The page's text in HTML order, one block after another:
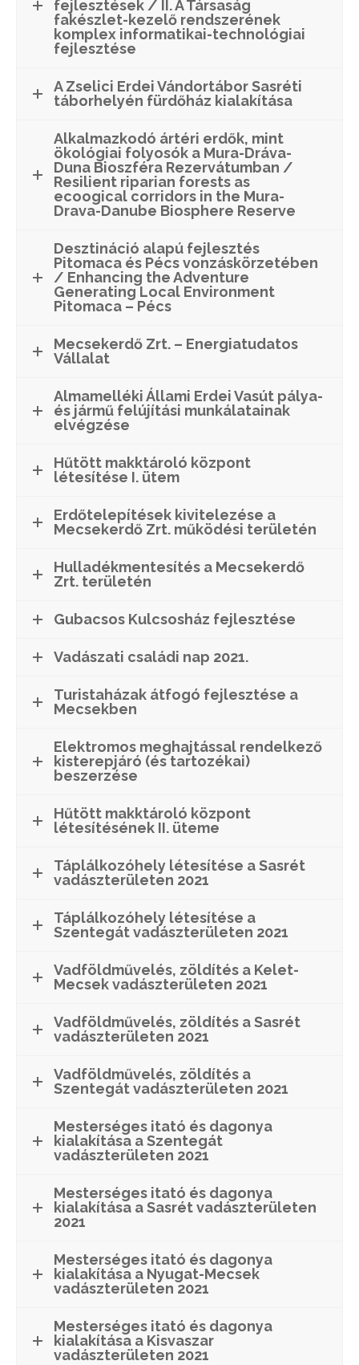
fejlesztések / II. A Társaság
fakészlet-kezelő rendszerének
komplex informatikai-technológiai
fejlesztése
A Zselici Erdei Vándortábor Sasréti
táborhelyén fürdőház kialakítása
Alkalmazkodó ártéri erdők, mint
ökológiai folyosók a Mura-Dráva-
Duna Bioszféra Rezervátumban /
Resilient riparian forests as
ecoogical corridors in the Mura-
Drava-Danube Biosphere Reserve
Desztináció alapú fejlesztés
Pitomaca és Pécs vonzáskörzetében
/ Enhancing the Adventure
Generating Local Environment
Pitomaca – Pécs
Mecsekerdő Zrt. – Energiatudatos
Vállalat
Almamelléki Állami Erdei Vasút pálya-
és jármű felújítási munkálatainak
elvégzése
Hűtött makktároló központ
létesítése I. ütem
Erdőtelepítések kivitelezése a
Mecsekerdő Zrt. működési területén
Hulladékmentesítés a Mecsekerdő
Zrt. területén
Gubacsos Kulcsosház fejlesztése
Vadászati családi nap 2021.
Turistaházak átfogó fejlesztése a
Mecsekben
Elektromos meghajtással rendelkező
kisterepjáró (és tartozékai)
beszerzése
Hűtött makktároló központ
létesítésének II. üteme
Táplálkozóhely létesítése a Sasrét
vadászterületen 2021
Táplálkozóhely létesítése a
Szentegát vadászterületen 2021
Vadföldművelés, zöldítés a Kelet-
Mecsek vadászterületen 2021
Vadföldművelés, zöldítés a Sasrét
vadászterületen 2021
Vadföldművelés, zöldítés a
Szentegát vadászterületen 2021
Mesterséges itató és dagonya
kialakítása a Szentegát
vadászterületen 2021
Mesterséges itató és dagonya
kialakítása a Sasrét vadászterületen
2021
Mesterséges itató és dagonya
kialakítása a Nyugat-Mecsek
vadászterületen 2021
Mesterséges itató és dagonya
kialakítása a Kisvaszar
vadászterületen 2021